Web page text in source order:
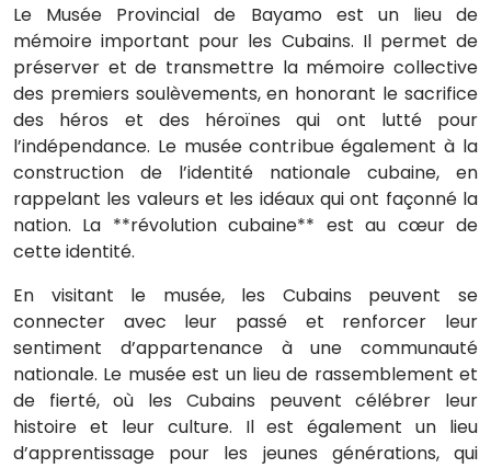
Le Musée Provincial de Bayamo est un lieu de
mémoire important pour les Cubains. Il permet de
préserver et de transmettre la mémoire collective
des premiers soulèvements, en honorant le sacrifice
des héros et des héroïnes qui ont lutté pour
l’indépendance. Le musée contribue également à la
construction de l’identité nationale cubaine, en
rappelant les valeurs et les idéaux qui ont façonné la
nation. La **révolution cubaine** est au cœur de
cette identité.
En visitant le musée, les Cubains peuvent se
connecter avec leur passé et renforcer leur
sentiment d’appartenance à une communauté
nationale. Le musée est un lieu de rassemblement et
de fierté, où les Cubains peuvent célébrer leur
histoire et leur culture. Il est également un lieu
d’apprentissage pour les jeunes générations, qui